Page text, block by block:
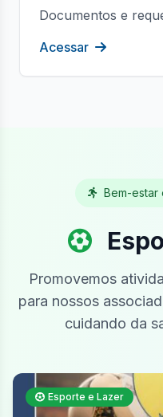
Documentos e
Acessar
Bem-estar
Promovemos
para nossos
cuidando da
Esporte e Lazer